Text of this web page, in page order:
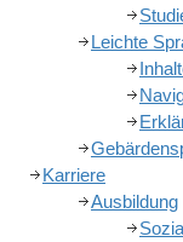
Leichte
Karriere
Ausbildung